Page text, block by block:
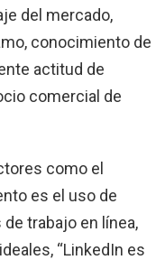
del mercado,
conocimiento de
actitud de
comercial de
como el
es el uso de
trabajo en línea,
“LinkedIn es